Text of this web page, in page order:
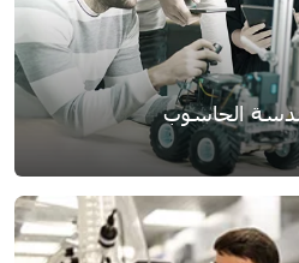
الحاسوب